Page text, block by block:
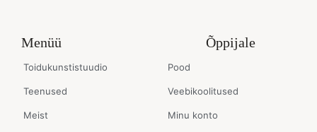
Menüü
Toidukunstistuudio
Teenused
Meist
Õppijale
Pood
Veebikoolitused
Minu konto